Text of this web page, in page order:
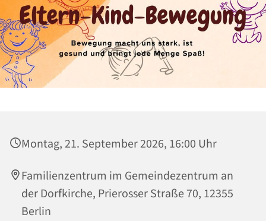
Montag, 21. September 2026, 16:00 Uhr
Familienzentrum im Gemeindezentrum an
der Dorfkirche, Prierosser Straße 70, 12355
Berlin